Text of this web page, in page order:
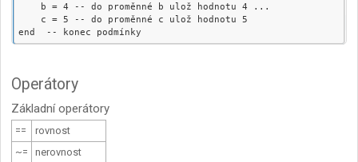
    b = 4 -- do proměnné b ulož hodnotu 4 ...
    c = 5 -- do proměnné c ulož hodnotu 5
Operátory
Základní operátory
==
rovnost
~=
nerovnost